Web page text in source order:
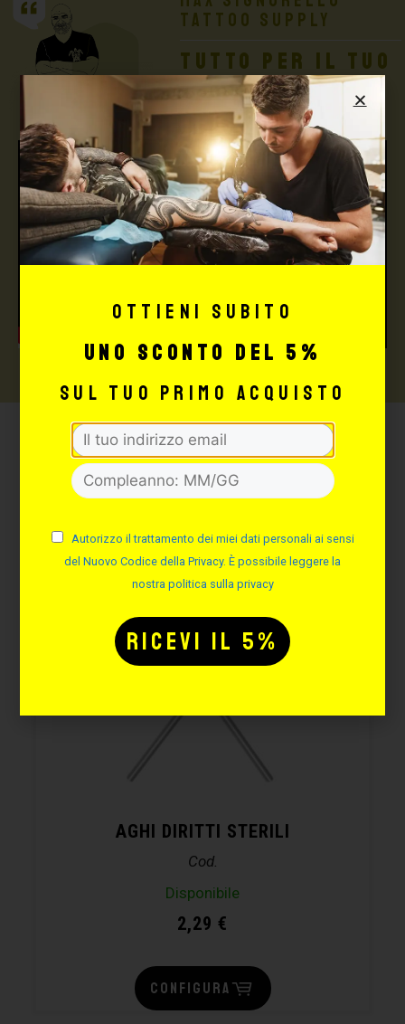
Tattoo Supply
TUTTO PER IL TUO
TATTOO STUDIO
Potrebbe interessarti
anche:
AGHI DIRITTI STERILI
Cod.
Disponibile
2,29 €
CONFIGURA
Ottieni subito
uno sconto del 5%
sul tuo primo acquisto
Autorizzo il trattamento dei miei dati personali ai sensi
del Nuovo Codice della Privacy. È possibile leggere la
nostra politica sulla privacy